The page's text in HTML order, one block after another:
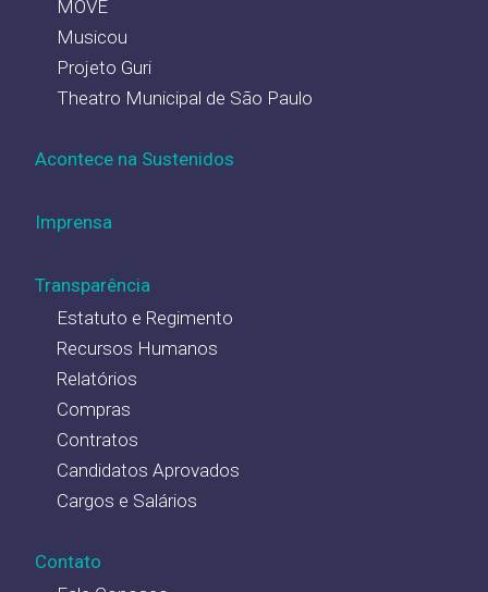
MOVE
Musicou
Projeto Guri
Theatro Municipal de São Paulo
Acontece na Sustenidos
Imprensa
Transparência
Estatuto e Regimento
Recursos Humanos
Relatórios
Compras
Contratos
Candidatos Aprovados
Cargos e Salários
Contato